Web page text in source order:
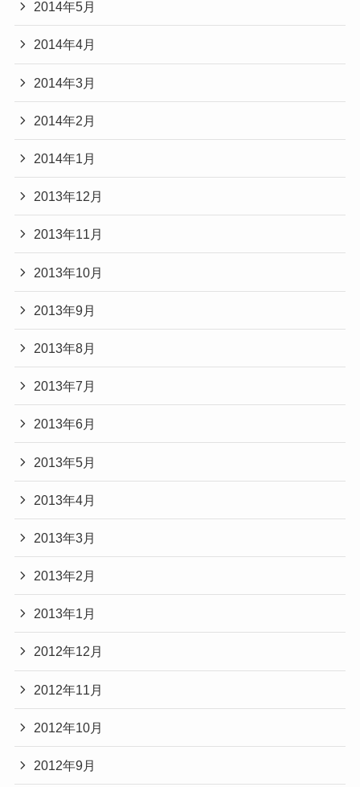
2014年5月
2014年4月
2014年3月
2014年2月
2014年1月
2013年12月
2013年11月
2013年10月
2013年9月
2013年8月
2013年7月
2013年6月
2013年5月
2013年4月
2013年3月
2013年2月
2013年1月
2012年12月
2012年11月
2012年10月
2012年9月